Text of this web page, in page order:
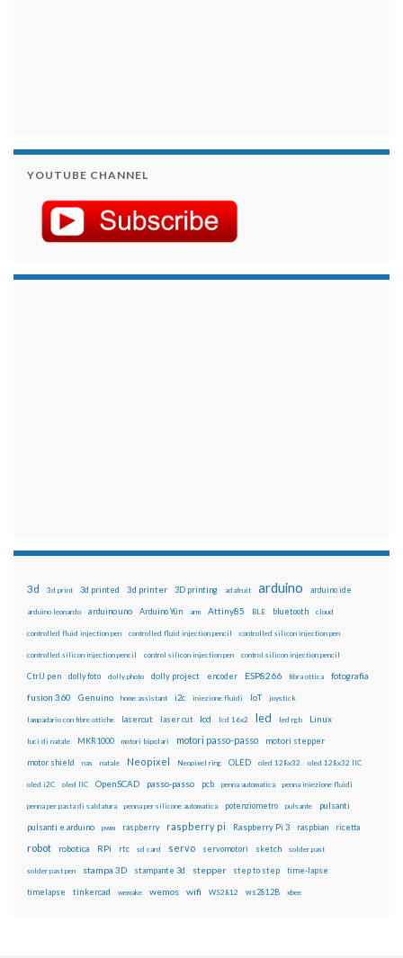
YOUTUBE CHANNEL
3d 3d print 3d printed 3d printer 3D printing adafruit arduino arduino ide
arduino leonardo arduino uno Arduino Yún arm Attiny85 BLE bluetooth cloud
controlled fluid injection pen controlled fluid injection pencil controlled silicon injection pen
controlled silicon injection pencil control silicon injection pen control silicon injection pencil
CtrlJ pen dolly foto dolly photo dolly project encoder ESP8266 fibra ottica fotografia
fusion 360 Genuino home assistant i2c iniezione fluidi IoT joystick
lampadario con fibre ottiche lasercut laser cut lcd lcd 16x2 led led rgb Linux
luci di natale MKR1000 motori bipolari motori passo-passo motori stepper
motor shield nas natale Neopixel Neopixel ring OLED oled 128x32 oled 128x32 IIC
oled i2C oled IIC OpenSCAD passo-passo pcb penna automatica penna iniezione fluidi
penna per pasta di saldatura penna per silicone automatica potenziometro pulsante pulsanti
pulsanti e arduino pwm raspberry raspberry pi Raspberry Pi 3 raspbian ricetta
robot robotica RPi rtc sd card servo servomotori sketch solder past
solder past pen stampa 3D stampante 3d stepper step to step time-lapse
timelapse tinkercad wemake wemos wifi WS2812 ws2812B xbee